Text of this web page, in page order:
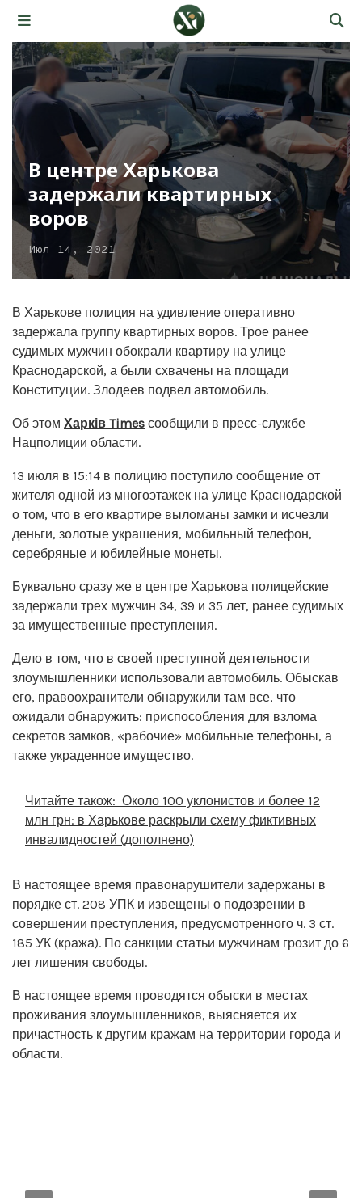
В центре Харькова
задержали квартирных
воров
Июл 14, 2021
В Харькове полиция на удивление оперативно
задержала группу квартирных воров. Трое ранее
судимых мужчин обокрали квартиру на улице
Краснодарской, а были схвачены на площади
Конституции. Злодеев подвел автомобиль.
Об этом Харків Times сообщили в пресс-службе
Нацполиции области.
13 июля в 15:14 в полицию поступило сообщение от
жителя одной из многоэтажек на улице Краснодарской
о том, что в его квартире выломаны замки и исчезли
деньги, золотые украшения, мобильный телефон,
серебряные и юбилейные монеты.
Буквально сразу же в центре Харькова полицейские
задержали трех мужчин 34, 39 и 35 лет, ранее судимых
за имущественные преступления.
Дело в том, что в своей преступной деятельности
злоумышленники использовали автомобиль. Обыскав
его, правоохранители обнаружили там все, что
ожидали обнаружить: приспособления для взлома
секретов замков, «рабочие» мобильные телефоны, а
также украденное имущество.
Читайте також: Около 100 уклонистов и более 12
млн грн: в Харькове раскрыли схему фиктивных
инвалидностей (дополнено)
В настоящее время правонарушители задержаны в
порядке ст. 208 УПК и извещены о подозрении в
совершении преступления, предусмотренного ч. 3 ст.
185 УК (кража). По санкции статьи мужчинам грозит до 6
лет лишения свободы.
В настоящее время проводятся обыски в местах
проживания злоумышленников, выясняется их
причастность к другим кражам на территории города и
области.